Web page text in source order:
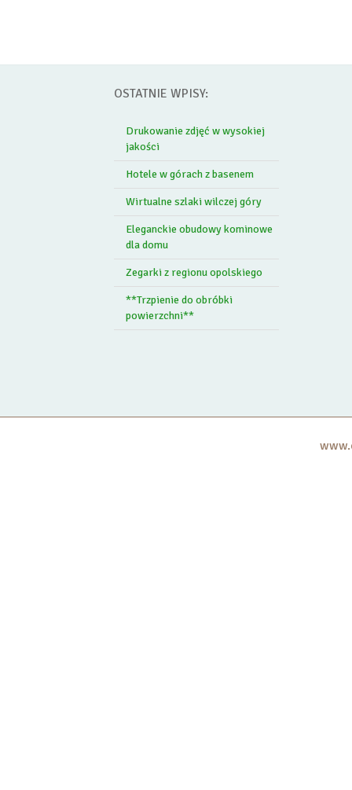
OSTATNIE WPISY:
Drukowanie zdjęć w wysokiej
jakości
Hotele w górach z basenem
Wirtualne szlaki wilczej góry
Eleganckie obudowy kominowe
dla domu
Zegarki z regionu opolskiego
**Trzpienie do obróbki
powierzchni**